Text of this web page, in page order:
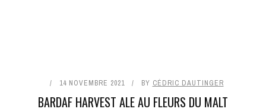
14 NOVEMBRE 2021 BY CÉDRIC DAUTINGER
BARDAF HARVEST ALE AU FLEURS DU MALT